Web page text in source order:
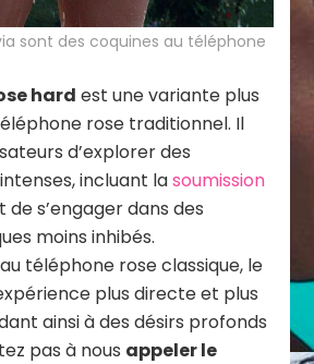
sont des coquines au téléphone
hard est une variante plus
rose traditionnel. Il
d’explorer des
incluant lasoumission
de s’engager dans des
moins inhibés.
téléphone rose classique, le
plus directe et plus
ainsi à des désirs profonds
pas à nous appeler le